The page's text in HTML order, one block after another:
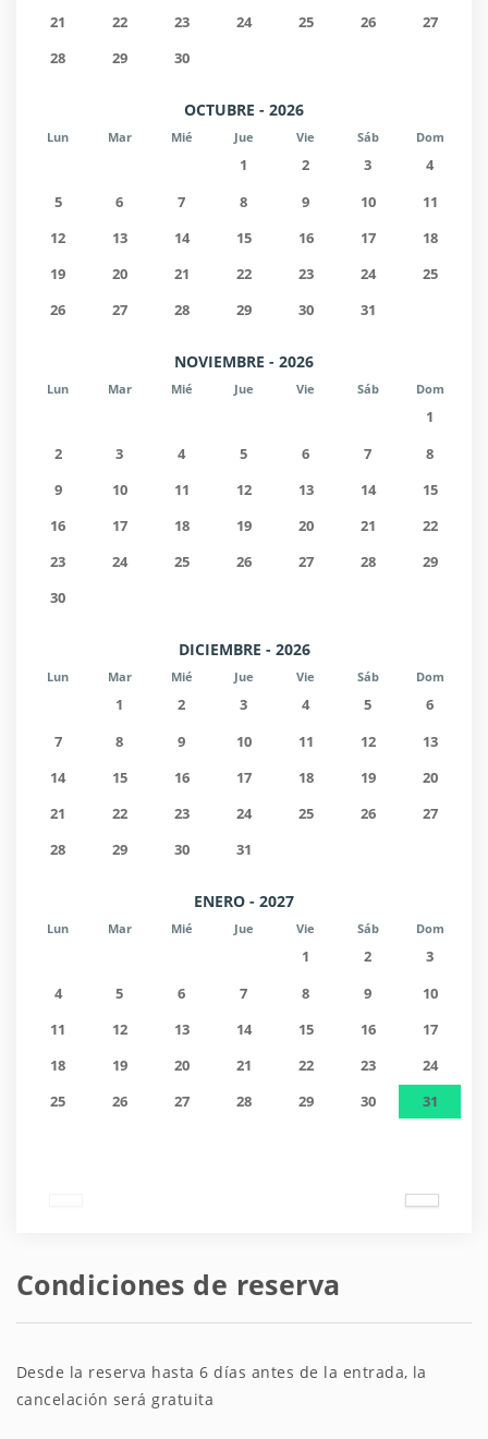
21
22 23 24 25 26
27
28
29 30
OCTUBRE - 2026
Lun Mar Mié Jue Vie Sáb Dom
1 2 3
4
5
6 7 8 9 10
11
12
13 14 15 16 17
18
19
20 21 22 23 24
25
26
27 28 29 30 31
NOVIEMBRE - 2026
Lun Mar Mié Jue Vie Sáb Dom
1
2
3 4 5 6 7
8
9
10 11 12 13 14
15
16
17 18 19 20 21
22
23
24 25 26 27 28
29
30
DICIEMBRE - 2026
Lun Mar Mié Jue Vie Sáb Dom
1 2 3 4 5
6
7
8 9 10 11 12
13
14
15 16 17 18 19
20
21
22 23 24 25 26
27
28
29 30 31
ENERO - 2027
Lun Mar Mié Jue Vie Sáb Dom
1 2
3
4
5 6 7 8 9
10
11
12 13 14 15 16
17
18
19 20 21 22 23
24
25
26 27 28 29 30 31
Condiciones de reserva
Desde la reserva hasta 6 días antes de la entrada, la
cancelación será gratuita